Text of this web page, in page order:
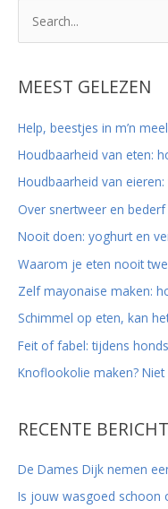
k
a
a
r
:
MEEST GELEZEN
Help, beestjes in m’n
Houdbaarheid van eten:
Houdbaarheid van
Over snertweer en
Nooit doen: yoghurt en
Waarom je eten nooit
Zelf mayonaise maken:
Schimmel op eten, kan
Feit of fabel: tijdens
Knoflookolie maken?
RECENTE
De Dames Dijk nemen
Is jouw wasgoed schoon